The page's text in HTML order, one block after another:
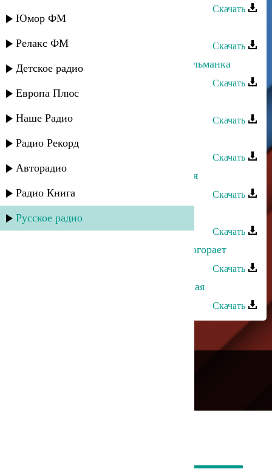
Юмор ФМ
Релакс ФМ
Детское радио
Европа Плюс
Наше Радио
Радио Рекорд
Авторадио
Радио Книга
Русское радио
Скачать
Ибрагим Тагиров - Юли
Скачать
Ибрагим Мусаев - Сестренка мусульманка
Скачать
Ибрагим Ильясов - Летим
Скачать
Мурад Садуев - Звезда моя
Скачать
Ибрагим Ильясов - Может быть зря
Скачать
Скачать
Эльдар Далгатов - В небе звезда догорает
Скачать
Ибрагим Магомедов - Зажигательная
Скачать